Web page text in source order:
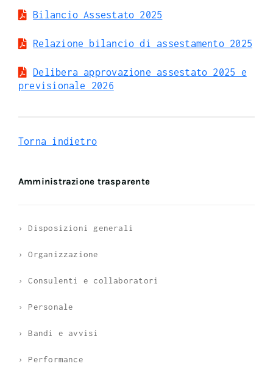
Bilancio Assestato 2025
Relazione bilancio di assestamento 2025
Delibera approvazione assestato 2025 e
previsionale 2026
Torna indietro
Amministrazione trasparente
› Disposizioni generali
› Organizzazione
› Consulenti e collaboratori
› Personale
› Bandi e avvisi
› Performance